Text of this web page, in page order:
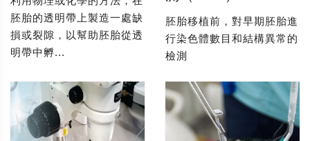
胚胎的透明帶上製造一處缺
損或裂隙，以幫助胚胎從透
明帶中孵...
胚胎移植前，對早期胚胎進
行染色體數目和結構異常的
檢測